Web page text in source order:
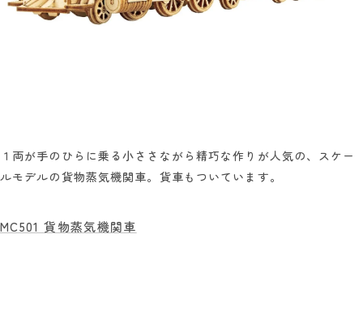
１両が手のひらに乗る小ささながら精巧な作りが人気の、スケー
ルモデルの貨物蒸気機関車。貨車もついています。
MC501 貨物蒸気機関車